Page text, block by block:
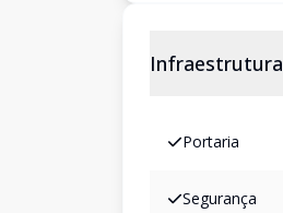
Infraestrutura
Portaria
Segurança